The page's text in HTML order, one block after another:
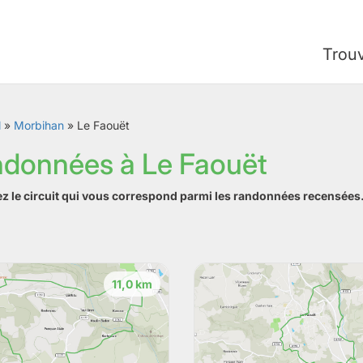
» Morbihan» Le Faouët
à Le Faouët
le circuit qui vous correspond parmi les randonnées
11,0 km